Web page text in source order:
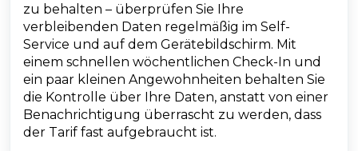
zu behalten – überprüfen Sie Ihre
verbleibenden Daten regelmäßig im Self-
Service und auf dem Gerätebildschirm. Mit
einem schnellen wöchentlichen Check-In und
ein paar kleinen Angewohnheiten behalten Sie
die Kontrolle über Ihre Daten, anstatt von einer
Benachrichtigung überrascht zu werden, dass
der Tarif fast aufgebraucht ist.